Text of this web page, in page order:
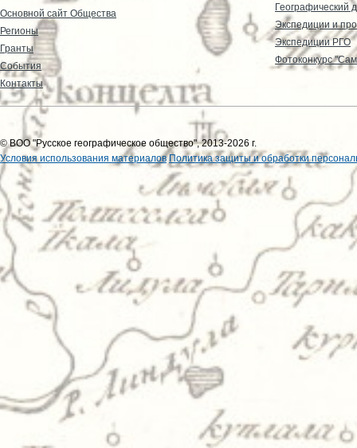
Основной сайт Общества
Регионы
Гранты
События
Контакты
Географический
Экспедиции и
Экспедиции РГО
Фотоконкурс
© ВОО "Русское географическое общество", 2013-2026 г.
Условия использования материалов Политика защиты и обработки